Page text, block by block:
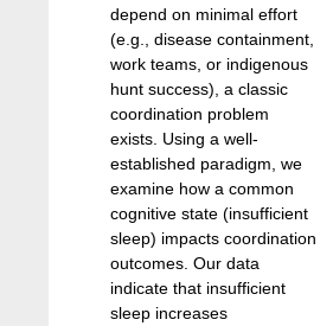
depend on minimal effort
(e.g., disease containment,
work teams, or indigenous
hunt success), a classic
coordination problem
exists. Using a well-
established paradigm, we
examine how a common
cognitive state (insufficient
sleep) impacts coordination
outcomes. Our data
indicate that insufficient
sleep increases